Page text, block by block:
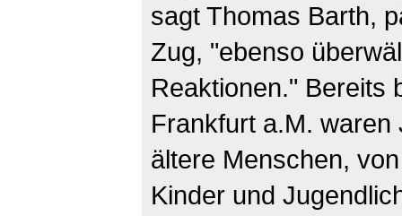
sagt Thomas Barth,
Zug, "ebenso
Reaktionen." Bereits
Frankfurt a.M.
ältere Menschen,
Kinder und